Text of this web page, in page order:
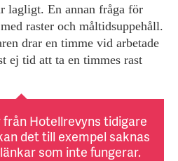
lagligt. En annan fråga för
raster och måltidsuppehåll.
drar en timme vid arbetade
ej tid att ta en timmes rast
Hotellrevyns tidigare
det till exempel saknas
som inte fungerar.